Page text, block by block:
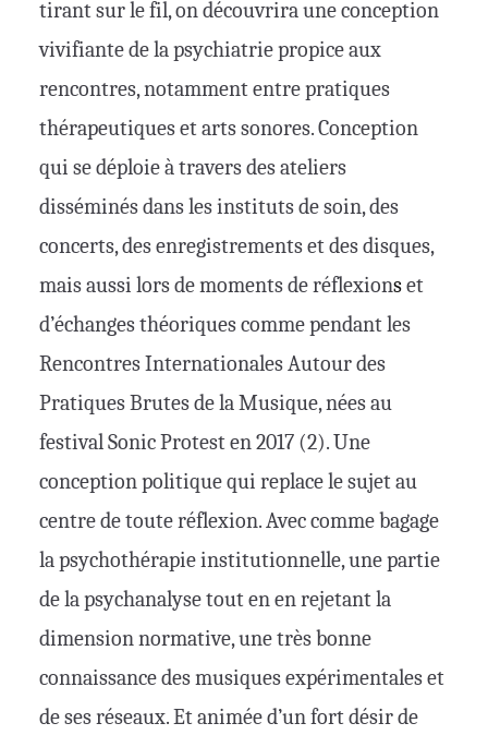
tirant sur le fil, on découvrira une conception
vivifiante de la psychiatrie propice aux
rencontres, notamment entre pratiques
thérapeutiques et arts sonores. Conception
qui se déploie à travers des ateliers
disséminés dans les instituts de soin, des
concerts, des enregistrements et des disques,
mais aussi lors de moments de réflexionset
d’échanges théoriques comme pendant les
Rencontres Internationales Autour des
Pratiques Brutes de la Musique, nées au
festival Sonic Protest en 2017 (2). Une
conception politique qui replace le sujet au
centre de toute réflexion. Avec comme bagage
la psychothérapie institutionnelle, une partie
de la psychanalyse tout en en rejetant la
dimension normative, une très bonne
connaissance des musiques expérimentales et
de ses réseaux. Et animée d’un fort désir de